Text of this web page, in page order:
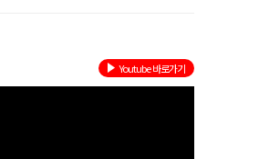
Youtube 바로가기